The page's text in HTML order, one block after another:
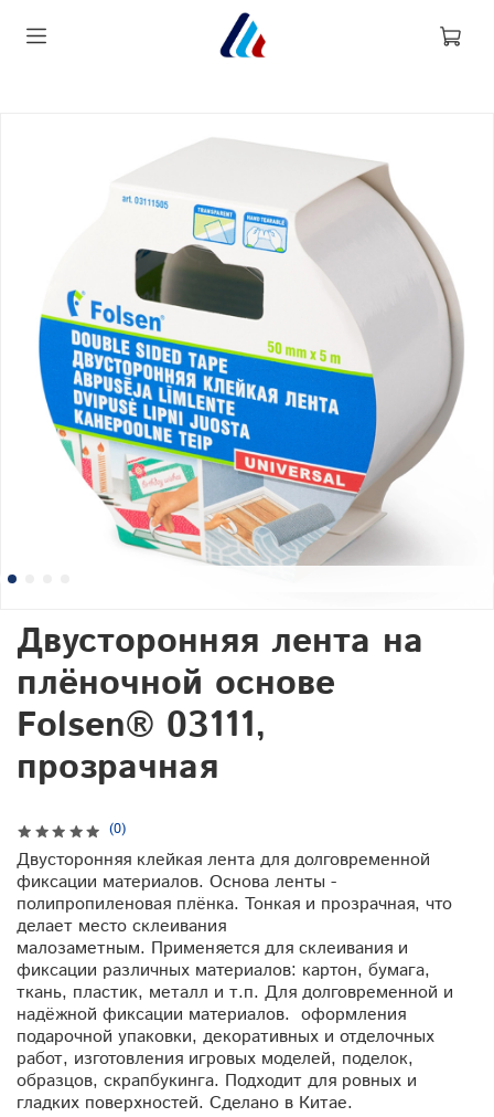
(0)
Двусторонняя лента на
плёночной основе
Folsen® 03111,
прозрачная
Двусторонняя клейкая лента для долговременной
фиксации материалов. Основа ленты -
полипропиленовая плёнка. Тонкая и прозрачная, что
делает место склеивания
малозаметным. Применяется для склеивания и
фиксации различных материалов: картон, бумага,
ткань, пластик, металл и т.п. Для долговременной и
надёжной фиксации материалов. оформления
подарочной упаковки, декоративных и отделочных
работ, изготовления игровых моделей, поделок,
образцов, скрапбукинга. Подходит для ровных и
гладких поверхностей. Сделано в Китае.